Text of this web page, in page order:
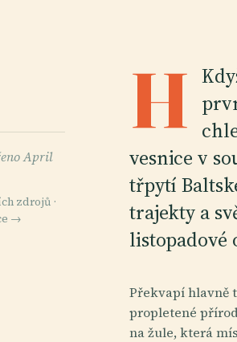
April
zdrojů ·
→
H
vesnice v
třpytí
trajekty a
listopadové
Překvapí hlavně
propletené
na žule, která